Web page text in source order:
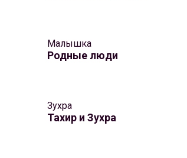
Малышка
Родные люди
Зухра
Тахир и Зухра